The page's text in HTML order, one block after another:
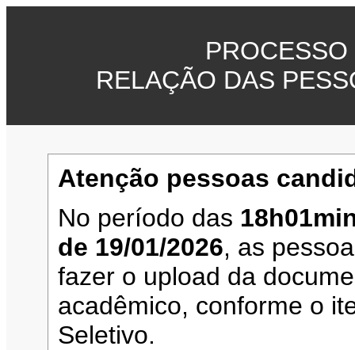
RELAÇÃO DAS
Atenção pessoas
No período das
de 19/01/2026, as
fazer o upload da
acadêmico, conforme o
Seletivo.